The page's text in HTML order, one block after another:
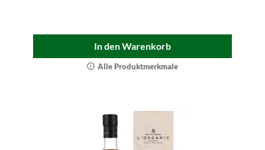
In den Warenkorb
Alle Produktmerkmale